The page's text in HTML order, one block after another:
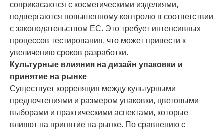
соприкасаются с косметическими изделиями,
подвергаются повышенному контролю в соответствии
с законодательством ЕС. Это требует интенсивных
процессов тестирования, что может привести к
увеличению сроков разработки.
Культурные влияния на дизайн упаковки и
принятие на рынке
Существует корреляция между культурными
предпочтениями и размером упаковки, цветовыми
выборами и практическими аспектами, которые
влияют на принятие на рынке. По сравнению с